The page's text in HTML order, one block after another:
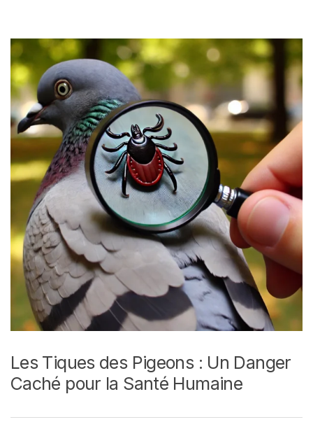
Les Tiques des Pigeons : Un Danger
Caché pour la Santé Humaine